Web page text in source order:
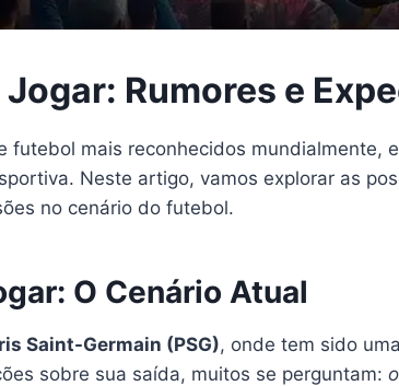
Rumores e
futebol mais reconhecidos mundialmente,
Neste artigo, vamos explorar as
no cenário do futebol.
O Cenário Atual
Saint-Germain (PSG), onde tem sido
sobre sua saída, muitos se perguntam: